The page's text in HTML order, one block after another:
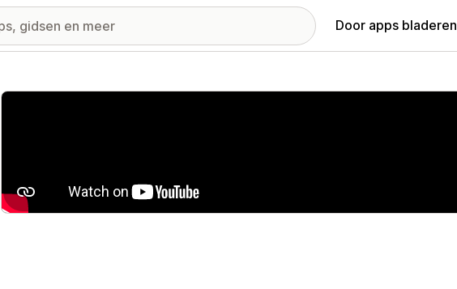
Door apps bladeren
Galerij met uitgelichte afbeeldingen